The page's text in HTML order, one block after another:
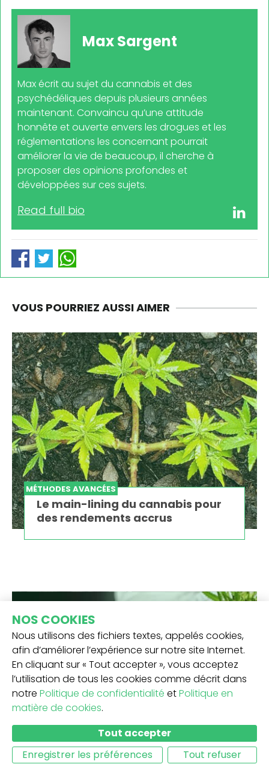
Max Sargent
Max écrit au sujet du cannabis et des
psychédéliques depuis plusieurs années
maintenant. Convaincu qu’une attitude
honnête et ouverte envers les drogues et les
réglementations les concernant pourrait
améliorer la vie de beaucoup, il cherche à
proposer des opinions profondes et
développées sur ces sujets.
Read full bio
VOUS POURRIEZ AUSSI AIMER
MÉTHODES AVANCÉES
Le main-lining du cannabis pour
des rendements accrus
TUTORIELS
Comment maximiser les
NOS COOKIES
Nous utilisons des fichiers textes, appelés cookies,
afin d’améliorer l’expérience sur notre site Internet.
En cliquant sur « Tout accepter », vous acceptez
l’utilisation de tous les cookies comme décrit dans
notre Politique de confidentialité etPolitique en
matière de cookies.
Tout accepter
Enregistrer les préférences
Tout refuser